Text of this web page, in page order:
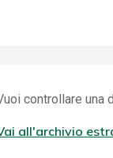
controllare una
all'archivio